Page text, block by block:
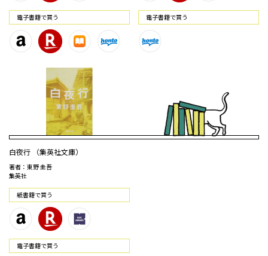
電⼦書籍で買う 電⼦書籍で買う
白夜行 （集英社文庫）
著者：東野 圭吾
集英社
紙書籍で買う
電⼦書籍で買う